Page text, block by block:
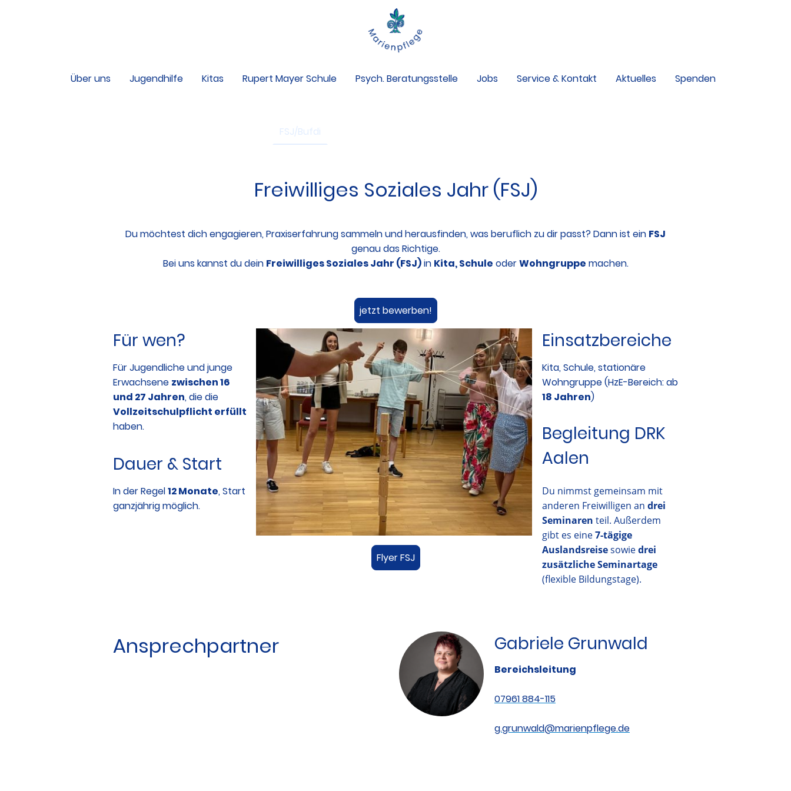
Über uns Jugendhilfe Kitas Rupert Mayer Schule Psych. Beratungsstelle Jobs Service & Kontakt Aktuelles Spenden
FSJ/Bufdi
Freiwilliges Soziales Jahr (FSJ)
Du möchtest dich engagieren, Praxiserfahrung sammeln und herausfinden, was beruflich zu dir passt? Dann ist ein FSJ
genau das Richtige.
Bei uns kannst du dein Freiwilliges Soziales Jahr (FSJ)in Kita, Schule oderWohngruppe machen.
jetzt bewerben!
Für wen?
Für Jugendliche und junge
Erwachsene zwischen 16
und 27 Jahren, die die
Vollzeitschulpflicht erfüllt
haben.
Einsatzbereiche
Kita, Schule, stationäre
Wohngruppe (HzE-Bereich: ab
18 Jahren)
Begleitung DRK
Aalen
Dauer & Start
Du nimmst gemeinsam mit
anderen Freiwilligen an drei
Seminaren teil. Außerdem
gibt es eine7-tägige
Auslandsreisesowiedrei
zusätzliche Seminartage
(flexible Bildungstage).
In der Regel12 Monate, Start
ganzjährig möglich.
Flyer FSJ
Ansprechpartner Gabriele Grunwald
Bereichsleitung
07961 884-115
g.grunwald@marienpflege.de